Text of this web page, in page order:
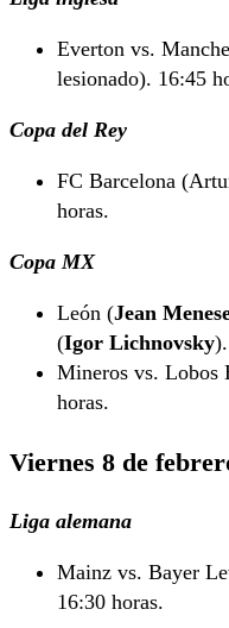
Everton vs.
lesionado). 16:45
Copa del Rey
FC Barcelona
horas.
Copa MX
León (Jean
(Igor Lichnovsky
Mineros vs. Lobos
horas.
Viernes 8 de
Liga alemana
Mainz vs. Bayer
16:30 horas.